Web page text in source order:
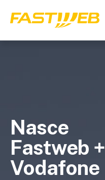
Nasce
Fastweb +
Vodafone